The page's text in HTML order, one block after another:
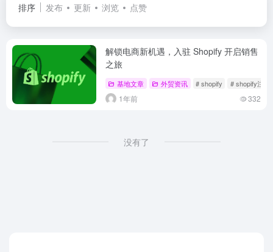
排序 发布 更新 浏览 点赞
解锁电商新机遇，入驻 Shopify 开启销售
之旅
基地文章 外贸资讯 # shopify # shopify注册
1年前 332
没有了